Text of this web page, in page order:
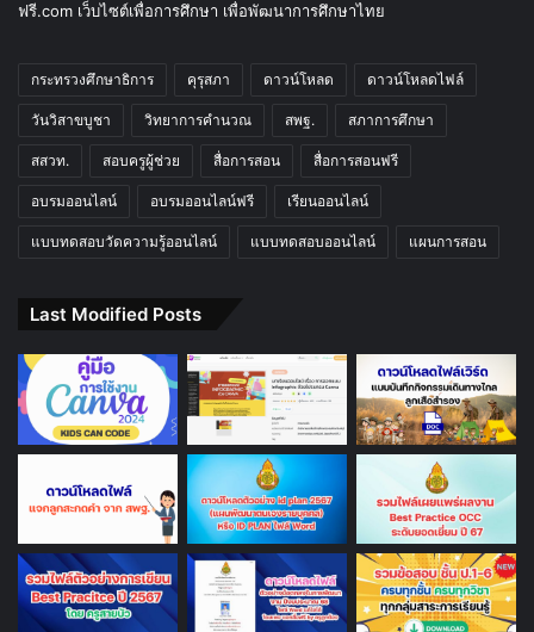
ฟรี.com เว็บไซต์เพื่อการศึกษา เพื่อพัฒนาการศึกษาไทย
กระทรวงศึกษาธิการ คุรุสภา ดาวน์โหลด ดาวน์โหลดไฟล์
วันวิสาขบูชา วิทยาการคำนวณ สพฐ. สภาการศึกษา
สสวท. สอบครูผู้ช่วย สื่อการสอน สื่อการสอนฟรี
อบรมออนไลน์ อบรมออนไลน์ฟรี เรียนออนไลน์
แบบทดสอบวัดความรู้ออนไลน์ แบบทดสอบออนไลน์ แผนการสอน
Last Modified Posts